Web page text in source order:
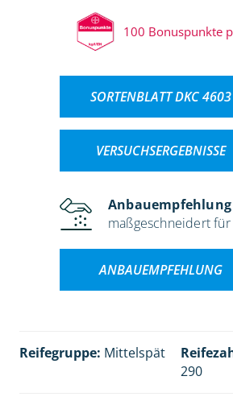
100 Bonuspunkte
SORTENBLATT DKC 4603
VERSUCHSERGEBNISSE
Anbauempfehlung
maßgeschneidert für
ANBAUEMPFEHLUNG
Reifegruppe: Mittelspät
290